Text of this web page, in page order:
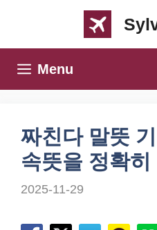
Menu
짜친다 말뜻
속뜻을 정확히
2025-11-29